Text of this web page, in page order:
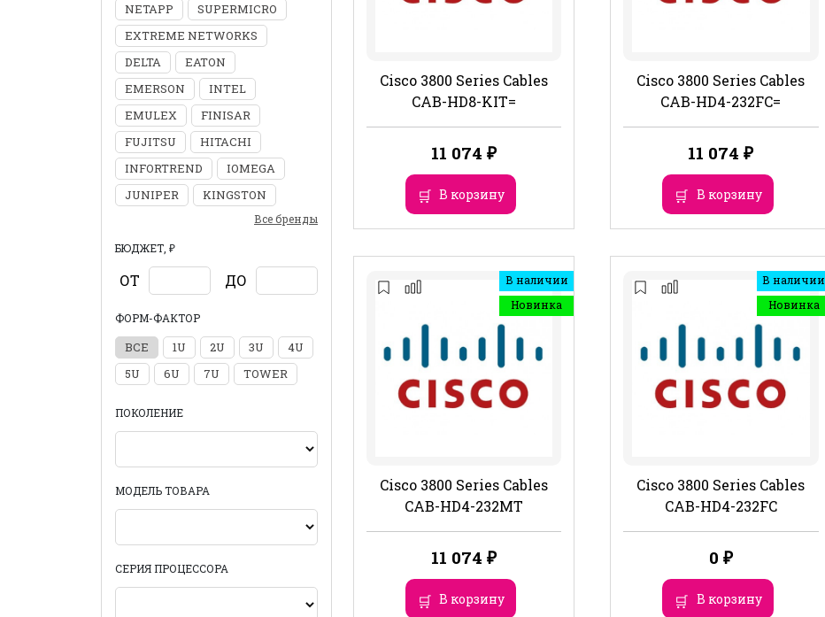
NETAPP
SUPERMICRO
EXTREME NETWORKS
DELTA
EATON
EMERSON
INTEL
EMULEX
FINISAR
FUJITSU
HITACHI
INFORTREND
IOMEGA
JUNIPER
KINGSTON
Все бренды
БЮДЖЕТ, ₽
ОТ ДО
ФОРМ-ФАКТОР
ВСЕ 1U 2U 3U
4U
5U
6U 7U TOWER
ПОКОЛЕНИЕ
МОДЕЛЬ ТОВАРА
СЕРИЯ ПРОЦЕССОРА
Cisco 3800 Series Cables
CAB-HD8-KIT=
11 074₽
В корзину
Cisco 3800 Series Cables
CAB-HD4-232FC=
11 074₽
В корзину
В наличии
Новинка
Cisco 3800 Series Cables
CAB-HD4-232MT
11 074₽
В корзину
В наличии
Новинка
Cisco 3800 Series Cables
CAB-HD4-232FC
0 ₽
В корзину